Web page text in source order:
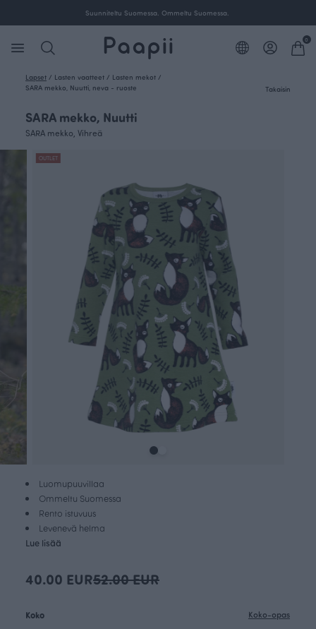
Suunniteltu Suomessa. Ommeltu Suomessa.
0
Lapset / Lasten vaatteet / Lasten mekot /
SARA mekko, Nuutti, neva - ruoste
Takaisin
SARA mekko, Nuutti
SARA mekko, Vihreä
OUTLET
Luomupuuvillaa
Ommeltu Suomessa
Rento istuvuus
Levenevä helma
Lue lisää
40.00 EUR52.00 EUR
Koko Koko-opas